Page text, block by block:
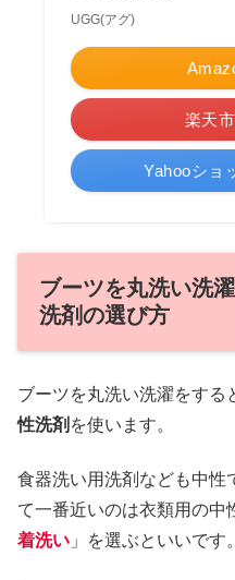
UGG(アグ)
楽天
Yahooショ
ブーツを丸洗い洗
洗剤の選び方
ブーツを丸洗い洗濯をする
性洗剤 を使います。
食器洗い用洗剤なども中性
て一番近いのは衣類用の中
着洗い 」を選ぶといいです。